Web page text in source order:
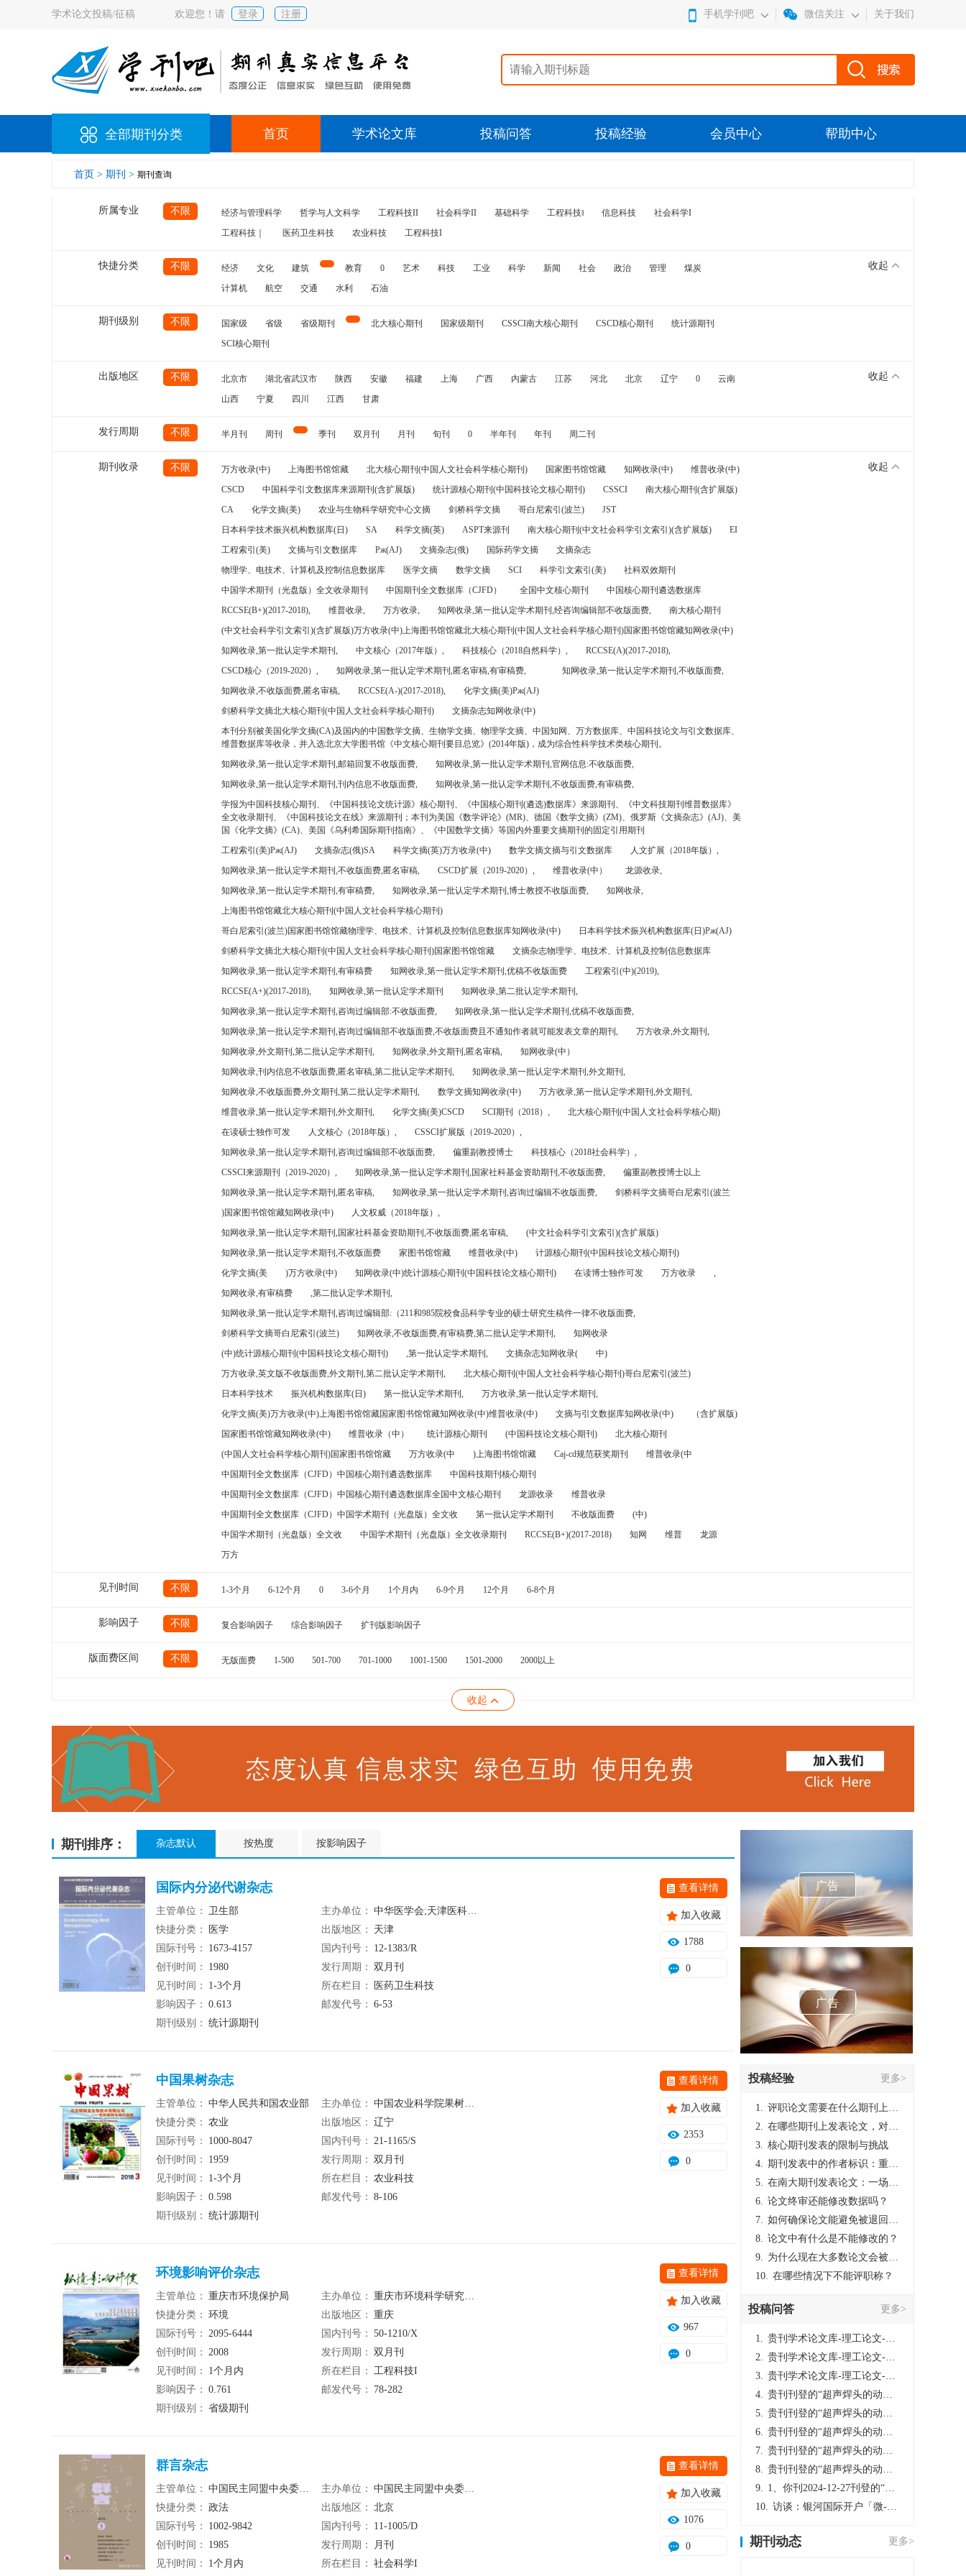
学术论文投稿/征稿 欢迎您！请 登录 注册 手机学刊吧 微信关注 关于我们
全部期刊分类 首页 学术论文库 投稿问答 投稿经验 会员中心 帮助中心
首页 > 期刊 > 期刊查询
所属专业 不限 经济与管理科学 哲学与人文科学 工程科技II 社会科学II 基础科学 工程科技‖ 信息科技
社会科学I
工程科技｜
医药卫生科技 农业科技 工程科技I
快捷分类 不限 经济 文化 建筑 教育 0 艺术 科技 工业 科学 新闻 社会 政治 管理
煤炭
计算机
航空 交通 水利 石油
收起
期刊级别 不限 国家级 省级 省级期刊 北大核心期刊 国家级期刊 CSSCI南大核心期刊 CSCD核心期刊
统计源期刊
SCI核心期刊
出版地区 不限 北京市 湖北省武汉市 陕西 安徽 福建 上海 广西 内蒙古 江苏 河北 北京 辽宁 0
云南
山西
宁夏 四川 江西 甘肃
收起
发行周期 不限 半月刊 周刊 季刊 双月刊 月刊 旬刊 0 半年刊 年刊 周二刊
期刊收录 不限 万方收录(中) 上海图书馆馆藏 北大核心期刊(中国人文社会科学核心期刊) 国家图书馆馆藏 知网收录(中)
维普收录(中)
CSCD
中国科学引文数据库来源期刊(含扩展版) 统计源核心期刊(中国科技论文核心期刊) CSSCI
南大核心期刊(含扩展版)
CA
化学文摘(美) 农业与生物科学研究中心文摘 剑桥科学文摘 哥白尼索引(波兰)
JST
日本科学技术振兴机构数据库(日)
SA 科学文摘(英) ASPT来源刊 南大核心期刊(中文社会科学引文索引)(含扩展版)
EI
工程索引(美)
文摘与引文数据库 Pж(AJ) 文摘杂志(俄) 国际药学文摘
文摘杂志
物理学、电技术、计算机及控制信息数据库
医学文摘 数学文摘 SCI 科学引文索引(美)
社科双效期刊
中国学术期刊（光盘版）全文收录期刊
中国期刊全文数据库（CJFD） 全国中文核心期刊
中国核心期刊遴选数据库
RCCSE(B+)(2017-2018),
维普收录, 万方收录, 知网收录,第一批认定学术期刊,经咨询编辑部不收版面费,
南大核心期刊
(中文社会科学引文索引)(含扩展版)万方收录(中)上海图书馆馆藏北大核心期刊(中国人文社会科学核心期刊)国家图书馆馆藏知网收录(中)
知网收录,第一批认定学术期刊,
中文核心（2017年版）, 科技核心（2018自然科学）,
RCCSE(A)(2017-2018),
CSCD核心（2019-2020）,
知网收录,第一批认定学术期刊,匿名审稿,有审稿费,
知网收录,第一批认定学术期刊,不收版面费,
知网收录,不收版面费,匿名审稿,
RCCSE(A-)(2017-2018),
化学文摘(美)Pж(AJ)
剑桥科学文摘北大核心期刊(中国人文社会科学核心期刊)
文摘杂志知网收录(中)
本刊分别被美国化学文摘(CA)及国内的中国数学文摘、生物学文摘、物理学文摘、中国知网、万方数据库、中国科技论文与引文数据库、
维普数据库等收录，并入选北京大学图书馆《中文核心期刊要目总览》(2014年版)，成为综合性科学技术类核心期刊。
知网收录,第一批认定学术期刊,邮箱回复不收版面费,
知网收录,第一批认定学术期刊,官网信息:不收版面费,
知网收录,第一批认定学术期刊,刊内信息不收版面费,
知网收录,第一批认定学术期刊,不收版面费,有审稿费,
学报为中国科技核心期刊、《中国科技论文统计源》核心期刊、《中国核心期刊(遴选)数据库》来源期刊、《中文科技期刊维普数据库》
全文收录期刊、《中国科技论文在线》来源期刊；本刊为美国《数学评论》(MR)、德国《数学文摘》(ZM)、俄罗斯《文摘杂志》(AJ)、美
国《化学文摘》(CA)、美国《乌利希国际期刊指南》、《中国数学文摘》等国内外重要文摘期刊的固定引用期刊
工程索引(美)Pж(AJ)
文摘杂志(俄)SA 科学文摘(英)万方收录(中) 数学文摘文摘与引文数据库
人文扩展（2018年版）,
知网收录,第一批认定学术期刊,不收版面费,匿名审稿,
CSCD扩展（2019-2020）, 维普收录(中）
龙源收录,
知网收录,第一批认定学术期刊,有审稿费,
知网收录,第一批认定学术期刊,博士教授不收版面费,
知网收录,
上海图书馆馆藏北大核心期刊(中国人文社会科学核心期刊)
哥白尼索引(波兰)国家图书馆馆藏物理学、电技术、计算机及控制信息数据库知网收录(中)
日本科学技术振兴机构数据库(日)Pж(AJ)
剑桥科学文摘北大核心期刊(中国人文社会科学核心期刊)国家图书馆馆藏
文摘杂志物理学、电技术、计算机及控制信息数据库
知网收录,第一批认定学术期刊,有审稿费
知网收录,第一批认定学术期刊,优稿不收版面费
工程索引(中)(2019),
RCCSE(A+)(2017-2018),
知网收录,第一批认定学术期刊
知网收录,第二批认定学术期刊,
知网收录,第一批认定学术期刊,咨询过编辑部:不收版面费,
知网收录,第一批认定学术期刊,优稿不收版面费,
知网收录,第一批认定学术期刊,咨询过编辑部不收版面费,不收版面费且不通知作者就可能发表文章的期刊,
万方收录,外文期刊,
知网收录,外文期刊,第二批认定学术期刊,
知网收录,外文期刊,匿名审稿,
知网收录(中）
知网收录,刊内信息不收版面费,匿名审稿,第二批认定学术期刊,
知网收录,第一批认定学术期刊,外文期刊,
知网收录,不收版面费,外文期刊,第二批认定学术期刊,
数学文摘知网收录(中)
万方收录,第一批认定学术期刊,外文期刊,
维普收录,第一批认定学术期刊,外文期刊,
化学文摘(美)CSCD SCI期刊（2018）,
北大核心期刊(中国人文社会科学核心期)
在读硕士独作可发
人文核心（2018年版）,
CSSCI扩展版（2019-2020）,
知网收录,第一批认定学术期刊,咨询过编辑部不收版面费,
偏重副教授博士
科技核心（2018社会科学）,
CSSCI来源期刊（2019-2020）,
知网收录,第一批认定学术期刊,国家社科基金资助期刊,不收版面费,
偏重副教授博士以上
知网收录,第一批认定学术期刊,匿名审稿,
知网收录,第一批认定学术期刊,咨询过编辑不收版面费,
剑桥科学文摘哥白尼索引(波兰
)国家图书馆馆藏知网收录(中)
人文权威（2018年版）,
知网收录,第一批认定学术期刊,国家社科基金资助期刊,不收版面费,匿名审稿,
(中文社会科学引文索引)(含扩展版)
知网收录,第一批认定学术期刊,不收版面费
家图书馆馆藏 维普收录(中)
计源核心期刊(中国科技论文核心期刊)
化学文摘(美
)万方收录(中) 知网收录(中)统计源核心期刊(中国科技论文核心期刊) 在读博士独作可发 万方收录
,
知网收录,有审稿费
,第二批认定学术期刊,
知网收录,第一批认定学术期刊,咨询过编辑部:（211和985院校食品科学专业的硕士研究生稿件一律不收版面费,
剑桥科学文摘哥白尼索引(波兰)
知网收录,不收版面费,有审稿费,第二批认定学术期刊,
知网收录
(中)统计源核心期刊(中国科技论文核心期刊)
,第一批认定学术期刊, 文摘杂志知网收录(
中)
万方收录,英文版不收版面费,外文期刊,第二批认定学术期刊,
北大核心期刊(中国人文社会科学核心期刊)哥白尼索引(波兰)
日本科学技术
振兴机构数据库(日) 第一批认定学术期刊,
万方收录,第一批认定学术期刊,
化学文摘(美)万方收录(中)上海图书馆馆藏国家图书馆馆藏知网收录(中)维普收录(中)
文摘与引文数据库知网收录(中)
（含扩展版)
国家图书馆馆藏知网收录(中)
维普收录（中） 统计源核心期刊 (中国科技论文核心期刊)
北大核心期刊
(中国人文社会科学核心期刊)国家图书馆馆藏
万方收录(中 )上海图书馆馆藏 Caj-cd规范获奖期刊
维普收录(中
中国期刊全文数据库（CJFD）中国核心期刊遴选数据库
中国科技期刊核心期刊
中国期刊全文数据库（CJFD）中国核心期刊遴选数据库全国中文核心期刊
龙源收录
维普收录
中国期刊全文数据库（CJFD）中国学术期刊（光盘版）全文收
第一批认定学术期刊 不收版面费
(中)
中国学术期刊（光盘版）全文收
中国学术期刊（光盘版）全文收录期刊 RCCSE(B+)(2017-2018) 知网 维普
龙源
万方
收起
见刊时间 不限 1-3个月 6-12个月 0 3-6个月 1个月内 6-9个月 12个月 6-8个月
影响因子 不限 复合影响因子 综合影响因子 扩刊版影响因子
版面费区间 不限 无版面费 1-500 501-700 701-1000 1001-1500 1501-2000 2000以上
收起
期刊排序： 杂志默认 按热度 按影响因子
国际内分泌代谢杂志
主管单位： 卫生部 主办单位： 中华医学会;天津医科大学
快捷分类：
医学 出版地区：
天津
国际刊号：
1673-4157 国内刊号：
12-1383/R
创刊时间：
1980 发行周期： 双月刊
见刊时间：
1-3个月 所在栏目：
医药卫生科技
影响因子： 0.613 邮发代号： 6-53
期刊级别： 统计源期刊
查看详情
加入收藏
1788
0
中国果树杂志
主管单位： 中华人民共和国农业部 主办单位： 中国农业科学院果树研究所
快捷分类： 农业 出版地区： 辽宁
国际刊号：
1000-8047 国内刊号： 21-1165/S
创刊时间：
1959 发行周期： 双月刊
见刊时间：
1-3个月 所在栏目： 农业科技
影响因子： 0.598 邮发代号： 8-106
期刊级别： 统计源期刊
查看详情
加入收藏
2353
0
环境影响评价杂志
主管单位： 重庆市环境保护局 主办单位： 重庆市环境科学研究院;重庆启望环保技术开发有限公司
快捷分类： 环境 出版地区： 重庆
国际刊号： 2095-6444 国内刊号： 50-1210/X
创刊时间： 2008 发行周期： 双月刊
见刊时间：
1个月内 所在栏目： 工程科技I
影响因子： 0.761 邮发代号：
78-282
期刊级别： 省级期刊
查看详情
加入收藏
967
0
群言杂志
主管单位： 中国民主同盟中央委员会 主办单位： 中国民主同盟中央委员会
快捷分类： 政法 出版地区： 北京
国际刊号：
1002-9842 国内刊号：
11-1005/D
创刊时间：
1985 发行周期：
月刊
见刊时间：
1个月内 所在栏目： 社会科学I
查看详情
加入收藏
1076
0
广告
广告
投稿经验 更多>
1. 评职论文需要在什么期刊上发表？
2. 在哪些期刊上发表论文，对考研有优势？
3. 核心期刊发表的限制与挑战
4. 期刊发表中的作者标识：重要性与实践
5. 在南大期刊发表论文：一场知识探索与学术成就的旅程
6. 论文终审还能修改数据吗？
7. 如何确保论文能避免被退回：关键条件与策略
8. 论文中有什么是不能修改的？
9. 为什么现在大多数论文会被评判为AI撰写？（深度剖析查重机制下的困境与出路）
10. 在哪些情况下不能评职称？
投稿问答 更多>
1. 贵刊学术论文库-理工论文-第16页刊登的“超声焊头的动力学分析与优化设计”，作者lizhiwei，时间2024-12-27，该论文由我本人在机电工程技术2024年第10期公开发表，lizhiwei并非本人，请将文章删除，消除影响，谢谢！
2. 贵刊学术论文库-理工论文-第16页刊登的“超声焊头的动力学分析与优化设计”，作者lizhiwei，时间2024-12-27，该论文由我本人在机电工程技术2024年第10期公开发表，lizhiwei并非本人，请将文章删除，消除影响，谢谢！
3. 贵刊学术论文库-理工论文-第16页刊登的“超声焊头的动力学分析与优化设计”，作者lizhiwei，时间2024-12-27，该论文由我本人在机电工程技术2024年第10期公开发表，lizhiwei并非本人，请将文章删除，消除影响，谢谢！
4. 贵刊刊登的“超声焊头的动力学分析与优化设计”，作者lizhiwei，时间2024-12-27，该论文由我本人在机电工程技术2024年第10期公开发表，lizhiwei并非本人，请将文章删除，消除影响，谢谢！
5. 贵刊刊登的“超声焊头的动力学分析与优化设计”，作者lizhiwei，时间2024-12-27，该论文由我本人在机电工程技术2024年第10期公开发表，lizhiwei并非本人，请将文章删除，消除影响，谢谢！
6. 贵刊刊登的“超声焊头的动力学分析与优化设计”，作者lizhiwei，时间2024-12-27，该论文由我本人在机电工程技术2024年第10期公开发表，lizhiwei并非本人，请将文章删除，消除影响，谢谢！
7. 贵刊刊登的“超声焊头的动力学分析与优化设计”，作者lizhiwei，时间2024-12-27，该论文由我本人在机电工程技术2024年第10期公开发表，lizhiwei并非本人，请将文章删除，消除影响，谢谢！
8. 贵刊刊登的“超声焊头的动力学分析与优化设计”，作者lizhiwei，时间2024-12-27，该论文由我本人在机电工程技术2024年第10期公开发表，lizhiwei并非本人，请将文章删除，消除影响，谢谢！
9. 1、你刊2024-12-27刊登的“超声焊头的动力学分析与优化设计论文”，是由我本人在“机电工程技术”，在2024年第10期公开发表的，而本刊转载“lizhiwei”非本人操作，请尽快将其删除，消除不良影响。
10. 访谈：银河国际开户「微-97905670-信」上分客服开户电话在线注册现场经理。机械文明荒野生存游戏《荒野起源》超新星测试将于12月18日上午10点正式开启!本次测试资格已陆续发放!各位拓荒者们准备好了么。
期刊动态 更多>